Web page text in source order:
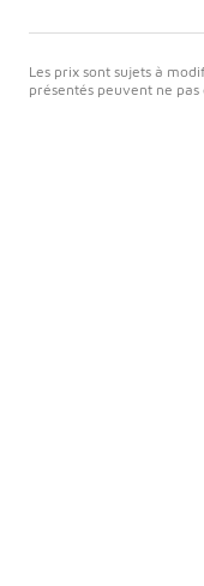
Les prix sont sujets à
présentés peuvent ne pas